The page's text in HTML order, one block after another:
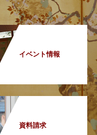
イベント情報
資料請求